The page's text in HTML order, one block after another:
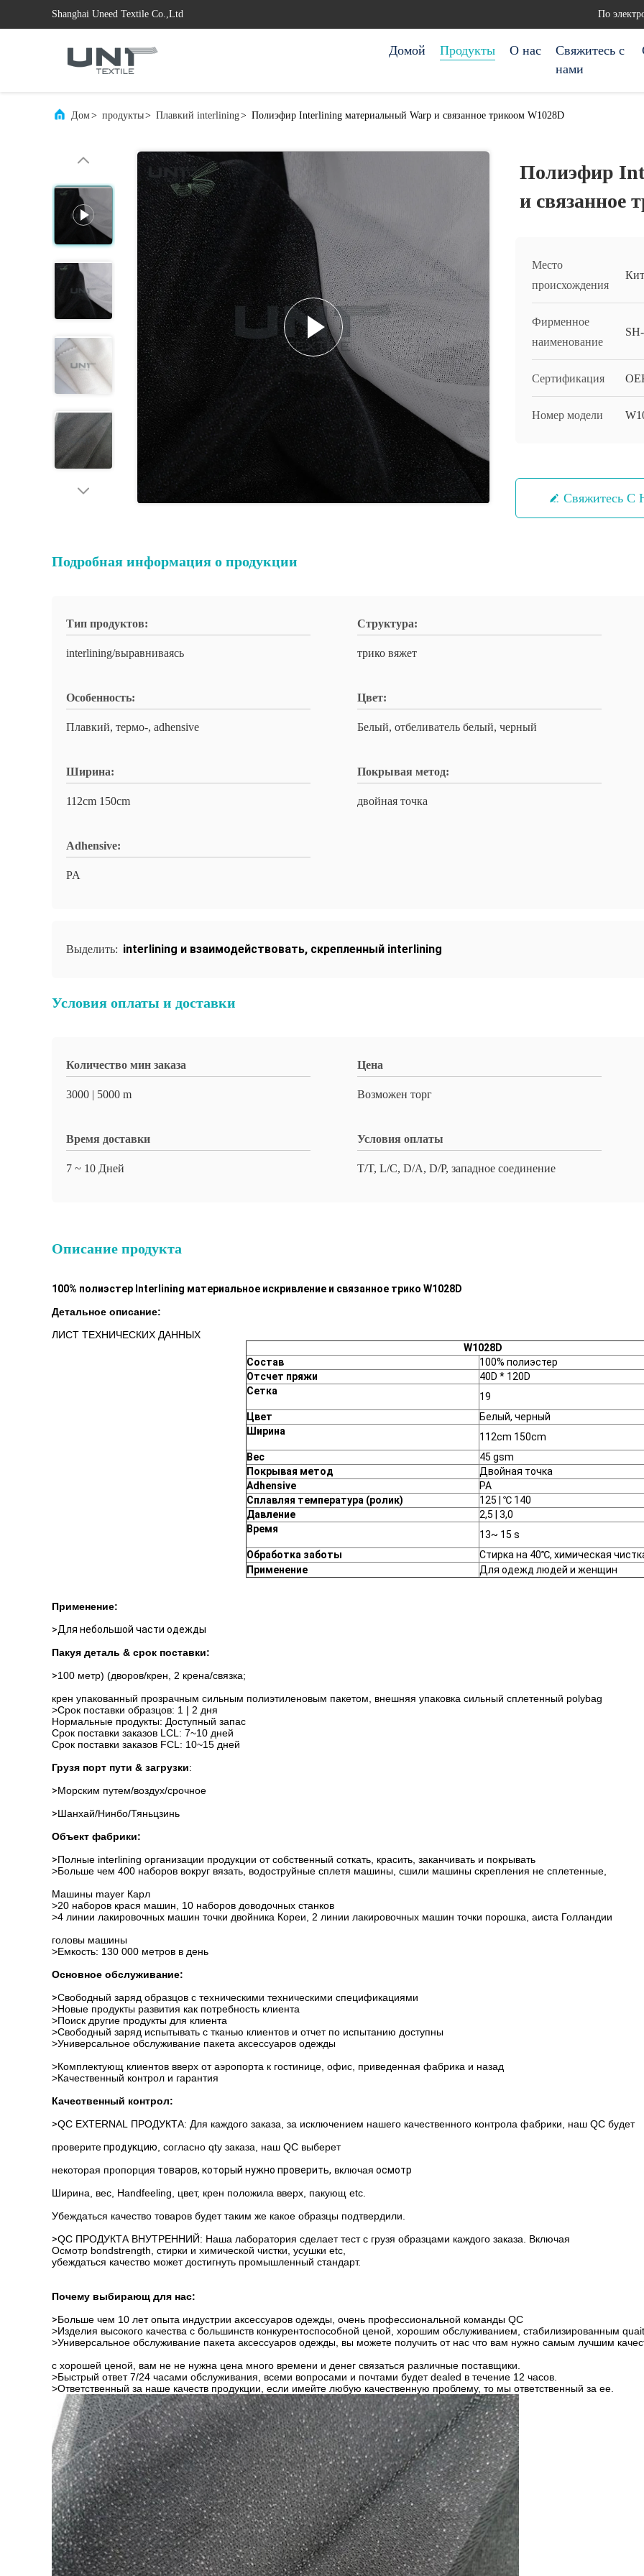
Shanghai Uneed Textile Co.,Ltd По
Домой Продукты О нас
Свяжитесь с
нами
Дом> продукты> Плавкий interlining> Полиэфир Interlining материальный Warp и связанное трикоом W1028D
Полиэфир
и связанное
Место
происхождения
Фирменное
наименование
Сертификация
Номер модели
Свяжитесь С
Подробная информация о продукции
Тип продуктов:
interlining/выравниваясь
Структура:
трико вяжет
Особенность:
Плавкий, термо-, adhensive
Цвет:
Белый, отбеливатель белый, черный
Ширина:
112cm 150cm
Покрывая метод:
двойная точка
Adhensive:
PA
Выделить: interlining и взаимодействовать, скрепленный interlining
Условия оплаты и доставки
Количество мин заказа
3000 | 5000 m
Цена
Возможен торг
Время доставки
7 ~ 10 Дней
Условия оплаты
T/T, L/C, D/A, D/P, западное соединение
Описание продукта
100% полиэстер Interlining материальное искривление и связанное трико W1028D
Детальное описание:
ЛИСТ ТЕХНИЧЕСКИХ ДАННЫХ
W1028D
Состав
100% полиэстер
Отсчет пряжи
40D * 120D
Сетка
19
Цвет
Белый, черный
Ширина
112cm 150cm
Вес
45 gsm
Покрывая метод
Двойная точка
Adhensive
PA
Сплавляя температура (ролик)
125 | ℃ 140
Давление
2,5 | 3,0
Время
13~ 15 s
Обработка заботы
Стирка на 40℃, химическая
Применение
Для одежд людей и женщин
Применение:
>Для небольшой части одежды
Пакуя деталь & срок поставки:
>100 метр) (дворов/крен, 2 крена/связка;
крен упакованный прозрачным сильным полиэтиленовым пакетом, внешняя упаковка сильный сплетенный polybag
>Срок поставки образцов: 1 | 2 дня
Нормальные продукты: Доступный запас
Срок поставки заказов LCL: 7~10 дней
Срок поставки заказов FCL: 10~15 дней
Грузя порт пути & загрузки:
>Морским путем/воздух/срочное
>Шанхай/Нинбо/Тяньцзинь
Объект фабрики:
>Полные interlining организации продукции от собственный соткать, красить, заканчивать и покрывать
>Больше чем 400 наборов вокруг вязать, водоструйные сплетя машины, сшили машины скрепления не сплетенные,
Машины mayer Карл
>20 наборов крася машин, 10 наборов доводочных станков
>4 линии лакировочных машин точки двойника Кореи, 2 линии лакировочных машин точки порошка, аиста Голландии
головы машины
>Емкость: 130 000 метров в день
Основное обслуживание:
>Свободный заряд образцов с техническими техническими спецификациями
>Новые продукты развития как потребность клиента
>Поиск другие продукты для клиента
>Свободный заряд испытывать с тканью клиентов и отчет по испытанию доступны
>Универсальное обслуживание пакета аксессуаров одежды
>Комплектующ клиентов вверх от аэропорта к гостинице, офис, приведенная фабрика и назад
>Качественный контрол и гарантия
Качественный контрол:
>QC EXTERNAL ПРОДУКТА: Для каждого заказа, за исключением нашего качественного контрола фабрики, наш QC будет
проверитепродукцию , согласно qty заказа, наш QC выберет
некоторая пропорция товаров, который нужно проверить, включая осмотр
Ширина
вес, Handfeeling,
цвет, крен положила вверх, пакующ etc.
Убеждаться качество товаров будет таким же какое образцы подтвердили.
>QC ПРОДУКТА ВНУТРЕННИЙ: Наша лаборатория сделает тест с грузя образцами каждого заказа. Включая
Осмотр bondstrength, стирки и химической чистки, усушки etc,
убеждаться качество может достигнуть промышленный стандарт.
Почему выбирающ для нас:
>Больше чем 10 лет опыта индустрии аксессуаров одежды, очень профессиональной команды QC
>Изделия высокого качества с большинств конкурентоспособной ценой, хорошим обслуживанием, стабилизированным
>Универсальное обслуживание пакета аксессуаров одежды, вы можете получить от нас что вам нужно самым лучшим
с хорошей ценой, вам не не нужна цена много времени и денег связаться различные поставщики.
>Быстрый ответ 7/24 часами обслуживания, всеми вопросами и почтами будет dealed в течение 12 часов.
>Ответственный за наше качеств продукции, если имейте любую качественную проблему, то мы ответственный за ее.